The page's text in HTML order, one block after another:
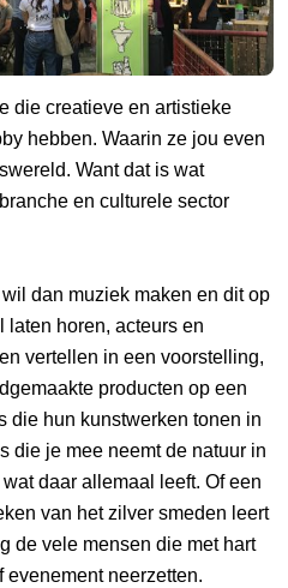
die creatieve en artistieke
hebben. Waarin ze jou even
Want dat is wat
en culturele sector
dan muziek maken en dit op
horen, acteurs en
vertellen in een voorstelling,
producten op een
die hun kunstwerken tonen in
die je mee neemt de natuur in
daar allemaal leeft. Of een
van het zilver smeden leert
de vele mensen die met hart
neerzetten.